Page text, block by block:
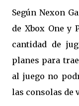
Según Nexon
de Xbox One y
cantidad de
planes para
al juego no
las consolas de